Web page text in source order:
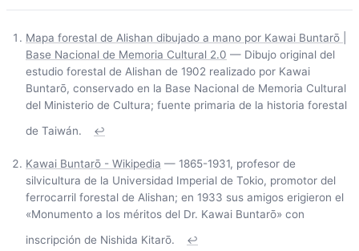
Mapa forestal de Alishan dibujado a mano por Kawai Buntarō |
Base Nacional de Memoria Cultural 2.0 — Dibujo original del
estudio forestal de Alishan de 1902 realizado por Kawai
Buntarō, conservado en la Base Nacional de Memoria Cultural
del Ministerio de Cultura; fuente primaria de la historia forestal
de Taiwán.
↩
Kawai Buntarō - Wikipedia — 1865-1931, profesor de
silvicultura de la Universidad Imperial de Tokio, promotor del
ferrocarril forestal de Alishan; en 1933 sus amigos erigieron el
«Monumento a los méritos del Dr. Kawai Buntarō» con
inscripción de Nishida Kitarō.
↩